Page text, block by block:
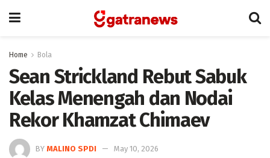
Home Bola
Sean Strickland Rebut Sabuk
Kelas Menengah dan Nodai
Rekor Khamzat Chimaev
BY MALINO SPDI May 10, 2026